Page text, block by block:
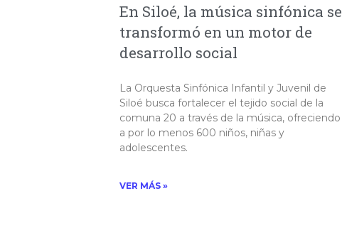
En Siloé, la música sinfónica se
transformó en un motor de
desarrollo social
La Orquesta Sinfónica Infantil y Juvenil de
Siloé busca fortalecer el tejido social de la
comuna 20 a través de la música, ofreciendo
a por lo menos 600 niños, niñas y
adolescentes.
VER MÁS »